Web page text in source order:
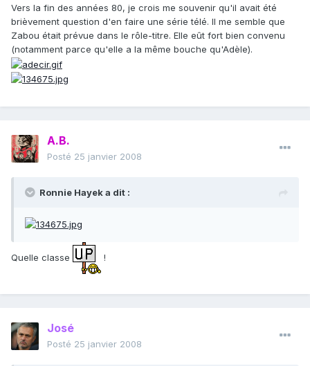
Vers la fin des années 80, je crois me souvenir qu'il avait été
brièvement question d'en faire une série télé. Il me semble que
Zabou était prévue dans le rôle-titre. Elle eût fort bien convenu
(notamment parce qu'elle a la même bouche qu'Adèle).
A.B.
Posté 25 janvier 2008
Ronnie Hayek a dit :
Quelle classe !
José
Posté 25 janvier 2008